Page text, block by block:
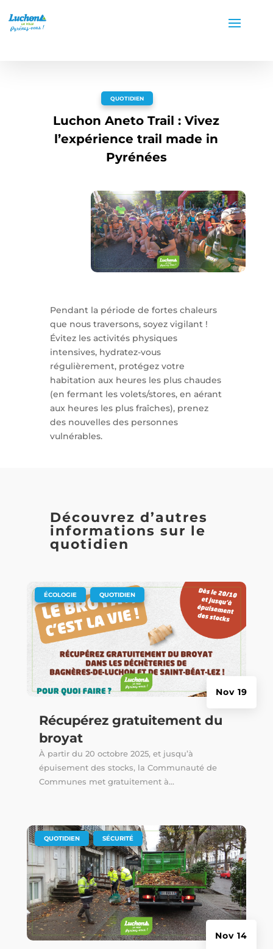
QUOTIDIEN
Luchon Aneto Trail : Vivez
l’expérience trail made in
Pyrénées
Pendant la période de fortes chaleurs
que nous traversons, soyez vigilant !
Évitez les activités physiques
intensives, hydratez-vous
régulièrement, protégez votre
habitation aux heures les plus chaudes
(en fermant les volets/stores, en aérant
aux heures les plus fraîches), prenez
des nouvelles des personnes
vulnérables.
Découvrez d’autres
informations sur le
quotidien
Récupérez gratuitement du
broyat
Nov 19
ÉCOLOGIE QUOTIDIEN
À partir du 20 octobre 2025, et jusqu’à
épuisement des stocks, la Communauté de
Communes met gratuitement à...
Nov 14
QUOTIDIEN SÉCURITÉ